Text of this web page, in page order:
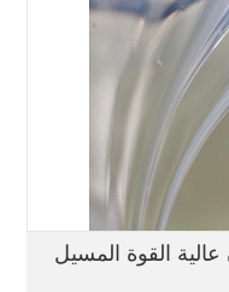
القوة المسيل